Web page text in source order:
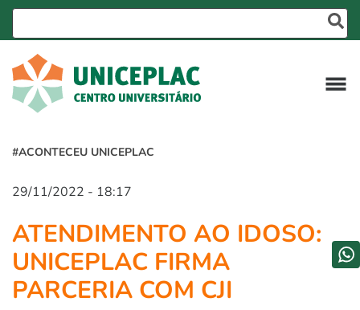
#ACONTECEU UNICEPLAC
29/11/2022 - 18:17
ATENDIMENTO AO IDOSO:
UNICEPLAC FIRMA
PARCERIA COM CJI